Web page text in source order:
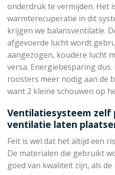
onderdruk te vermijden. Het
warmterecuperatie in dit
krijgen we balansventilatie.
afgevoerde lucht wordt
aangezogen, koudere lucht
versa. Energiebesparing
roosters meer nodig aan de
want 2 kleine schouwen op
Ventilatiesysteem zelf
ventilatie laten
Feit is wel dat het altijd een
De materialen die gebruikt
goed van kwaliteit zijn, als